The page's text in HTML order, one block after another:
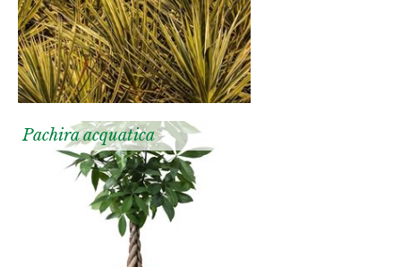
Pachira acquatica